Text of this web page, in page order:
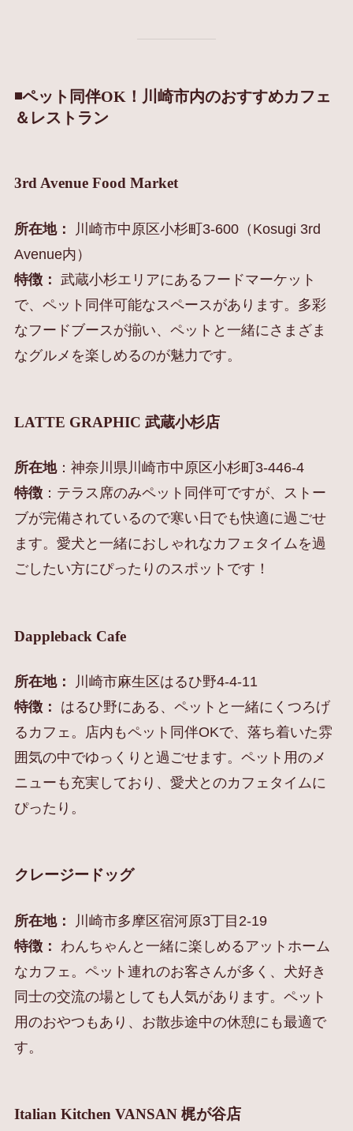
◾️ペット同伴OK！川崎市内のおすすめカフェ
＆レストラン
3rd Avenue Food Market
所在地：
川崎市中原区小杉町3-600（Kosugi 3rd
Avenue内）
特徴： 武蔵小杉エリアにあるフードマーケット
で、ペット同伴可能なスペースがあります。多彩
なフードブースが揃い、ペットと一緒にさまざま
なグルメを楽しめるのが魅力です。
LATTE GRAPHIC 武蔵小杉店
所在地：神奈川県川崎市中原区小杉町3-446-4
特徴：テラス席のみペット同伴可ですが、ストー
ブが完備されているので寒い日でも快適に過ごせ
ます。愛犬と一緒におしゃれなカフェタイムを過
ごしたい方にぴったりのスポットです！
Dappleback Cafe
所在地：
川崎市麻生区はるひ野4-4-11
特徴：
はるひ野にある、ペットと一緒にくつろげ
るカフェ。店内もペット同伴OKで、落ち着いた雰
囲気の中でゆっくりと過ごせます。ペット用のメ
ニューも充実しており、愛犬とのカフェタイムに
ぴったり。
クレージードッグ
所在地：
川崎市多摩区宿河原3丁目2-19
特徴：
わんちゃんと一緒に楽しめるアットホーム
なカフェ。ペット連れのお客さんが多く、犬好き
同士の交流の場としても人気があります。ペット
用のおやつもあり、お散歩途中の休憩にも最適で
す。
Italian Kitchen VANSAN 梶が谷店